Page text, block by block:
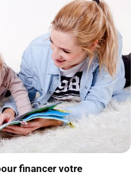
financer votre